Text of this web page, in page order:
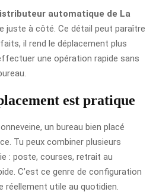
automatique de La
juste à côté. Ce détail peut paraître
il rend le déplacement plus
une opération rapide sans
est pratique
un bureau bien placé
Tu peux combiner plusieurs
: poste, courses, retrait au
C’est ce genre de configuration
réellement utile au quotidien.